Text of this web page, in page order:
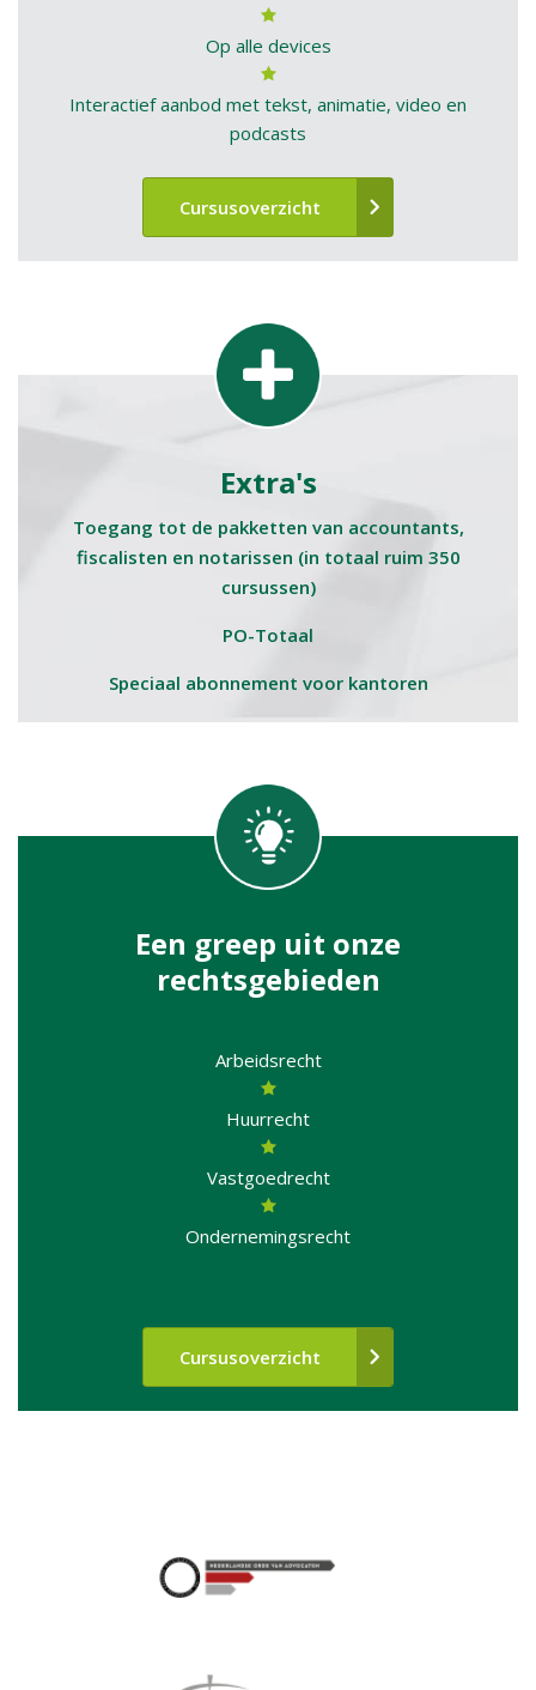
Op alle devices
Interactief aanbod met tekst, animatie, video en
podcasts
Cursusoverzicht
Extra's
Toegang tot de pakketten van accountants,
fiscalisten en notarissen (in totaal ruim 350
cursussen)
PO-Totaal
Speciaal abonnement voor kantoren
Een greep uit onze
rechtsgebieden
Arbeidsrecht
Huurrecht
Vastgoedrecht
Ondernemingsrecht
Cursusoverzicht